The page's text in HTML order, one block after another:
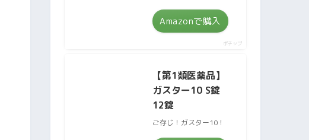
Amazonで購入
ポチップ
【第1類医薬品】
ガスター10 S錠
12錠
ご存じ！ガスター10！